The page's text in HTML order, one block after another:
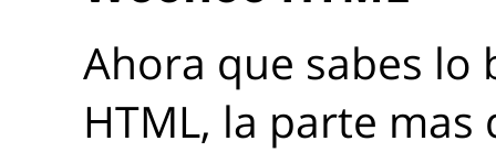
Ahora que sabes lo
HTML, la parte